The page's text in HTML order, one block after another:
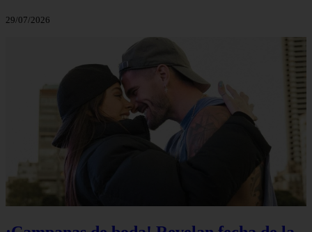
29/07/2026